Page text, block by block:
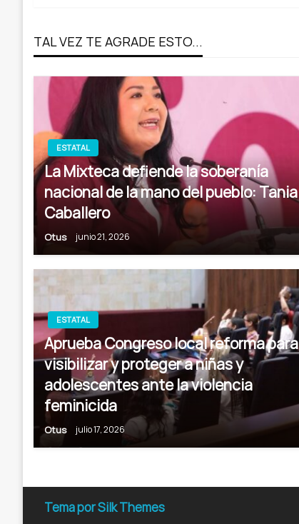
entradas
TAL VEZ TE AGRADE ESTO...
ESTATAL
La Mixteca defiende la soberanía
nacional de la mano del pueblo: Tania
Caballero
Otus junio 21, 2026
ESTATAL
Aprueba Congreso local reforma para
visibilizar y proteger a niñas y
adolescentes ante la violencia
feminicida
Otus julio 17, 2026
Tema por Silk Themes